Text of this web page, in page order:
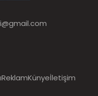
ReklamKünyeİletişim